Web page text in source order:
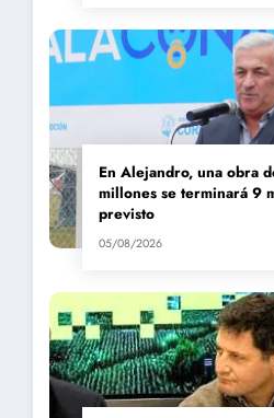
En Alejandro, una obra
millones se terminará 9
previsto
05/08/2026